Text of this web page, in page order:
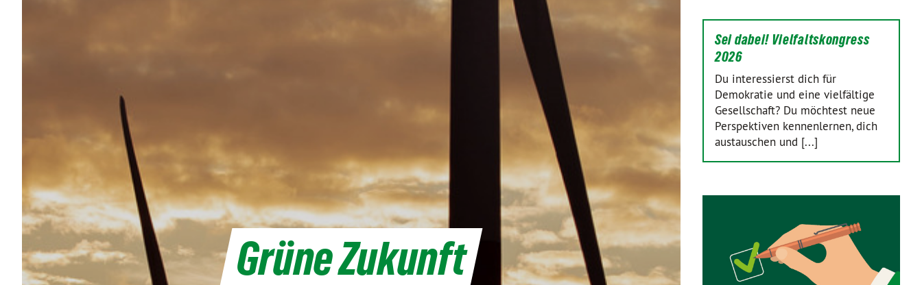
Grüne Zukunft
Sei dabei! Vielfaltskongress
2026
Du interessierst dich für
Demokratie und eine vielfältige
Gesellschaft? Du möchtest neue
Perspektiven kennenlernen, dich
austauschen und [...]